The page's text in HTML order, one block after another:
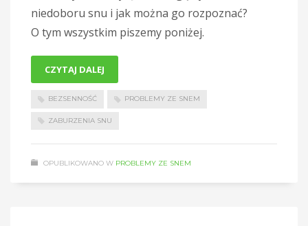
niedoboru snu i jak można go rozpoznać?
O tym wszystkim piszemy poniżej.
BEZSENNOŚĆ PROBLEMY ZE SNEM
ZABURZENIA SNU
CZYTAJ DALEJ
OPUBLIKOWANO W PROBLEMY ZE SNEM